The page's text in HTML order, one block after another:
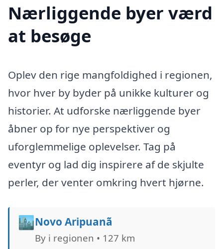
Nærliggende byer værd
at besøge
Oplev den rige mangfoldighed i regionen,
hvor hver by byder på unikke kulturer og
historier. At udforske nærliggende byer
åbner op for nye perspektiver og
uforglemmelige oplevelser. Tag på
eventyr og lad dig inspirere af de skjulte
perler, der venter omkring hvert hjørne.
🏙️Novo Aripuanã
By i regionen • 127 km